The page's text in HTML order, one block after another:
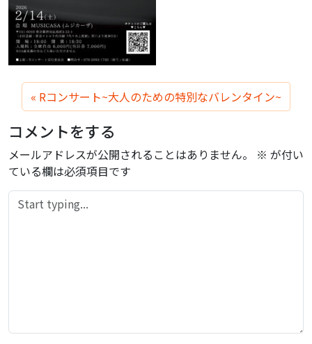
Rコンサート~大人のための特別なバレンタイン~
コメントをする
メールアドレスが公開されることはありません。 ※ が付い
ている欄は必須項目です